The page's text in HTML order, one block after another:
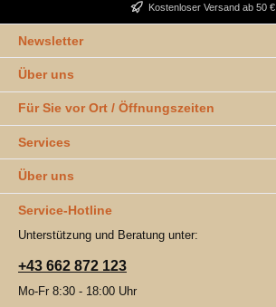
Kostenloser Versand ab 50 €
Newsletter
Über uns
Für Sie vor Ort / Öffnungszeiten
Services
Über uns
Service-Hotline
Unterstützung und Beratung unter:
+43 662 872 123
Mo-Fr 8:30 - 18:00 Uhr